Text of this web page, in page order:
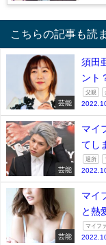
こちらの記事も読
芸能
須田
ント
父親
芸能
マイ
てし
退所
芸能
マイ
と熱
マイフ